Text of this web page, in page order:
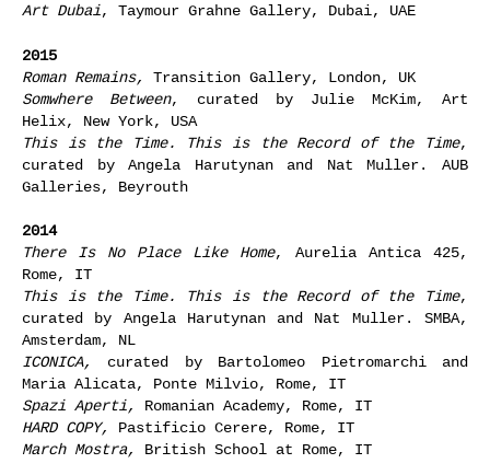
Art Dubai, Taymour Grahne Gallery, Dubai, UAE
2015
Roman Remains, Transition Gallery, London, UK
Somwhere Between, curated by Julie McKim, Art
Helix, New York, USA
This is the Time. This is the Record of the Time,
curated by Angela Harutynan and Nat Muller. AUB
Galleries, Beyrouth
2014
There Is No Place Like Home, Aurelia Antica 425,
Rome, IT
This is the Time. This is the Record of the Time,
curated by Angela Harutynan and Nat Muller. SMBA,
Amsterdam, NL
ICONICA, curated by Bartolomeo Pietromarchi and
Maria Alicata, Ponte Milvio, Rome, IT
Spazi Aperti, Romanian Academy, Rome, IT
HARD COPY, Pastificio Cerere, Rome, IT
March Mostra, British School at Rome, IT